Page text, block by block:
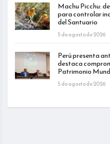
Machu Picchu:
para controlar
del Santuario
5 de agosto de 2026
Perú presenta
destaca
Patrimonio
5 de agosto de 2026